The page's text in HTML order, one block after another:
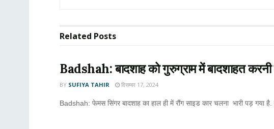
Related Posts
Badshah: बादशाह को गुरुग्राम में बादशाहत
BY SUFIYA TAHIR दिसम्बर 17, 2024
Badshah: फेमस सिंगर बादशाह का हाल ही में रौंग साइड कार चलना भारी पड़ गया